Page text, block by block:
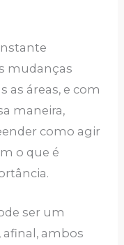
mudanças
as áreas, e com
maneira,
como agir
o que é
ser um
ambos